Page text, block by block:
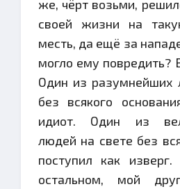
же, чёрт возьми,
своей жизни на
месть, да ещё за
могло ему повредить?
Один из разумнейших
без всякого
идиот. Один из
людей на свете без
поступил как
остальном, мой